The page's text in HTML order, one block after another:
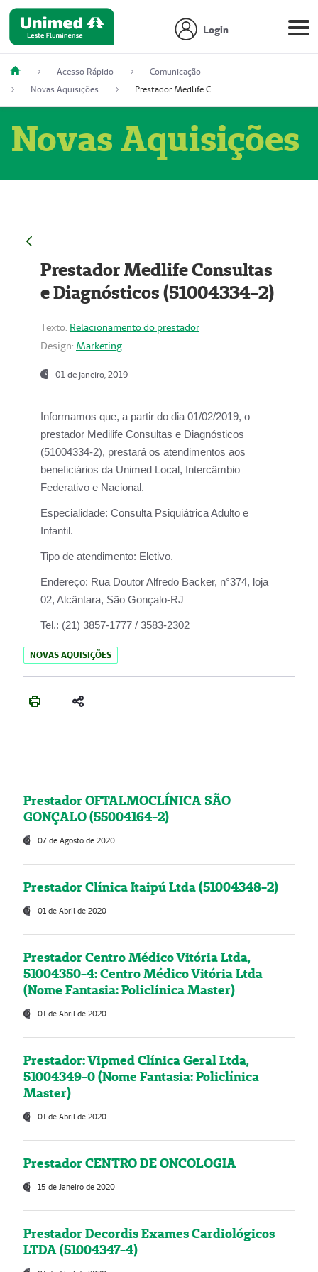
Login
Acesso Rápido
Comunicação
Novas Aquisições
Prestador Medlife Consultas e Diagnósticos (51004334-2)
Novas Aquisições
Prestador Medlife Consultas
e Diagnósticos (51004334-2)
Texto: Relacionamento do prestador
Design: Marketing
01 de janeiro, 2019
Informamos que, a partir do dia 01/02/2019, o
prestador Medilife Consultas e Diagnósticos
(51004334-2), prestará os atendimentos aos
beneficiários da Unimed Local, Intercâmbio
Federativo e Nacional.
Especialidade: Consulta Psiquiátrica Adulto e
Infantil.
Tipo de atendimento: Eletivo.
Endereço: Rua Doutor Alfredo Backer, n°374, loja
02, Alcântara, São Gonçalo-RJ
Tel.: (21) 3857-1777 / 3583-2302
NOVAS AQUISIÇÕES
Prestador OFTALMOCLÍNICA SÃO
GONÇALO (55004164-2)
07 de Agosto de 2020
Prestador Clínica Itaipú Ltda (51004348-2)
01 de Abril de 2020
Prestador Centro Médico Vitória Ltda,
51004350-4: Centro Médico Vitória Ltda
(Nome Fantasia: Policlínica Master)
01 de Abril de 2020
Prestador: Vipmed Clínica Geral Ltda,
51004349-0 (Nome Fantasia: Policlínica
Master)
01 de Abril de 2020
Prestador CENTRO DE ONCOLOGIA
15 de Janeiro de 2020
Prestador Decordis Exames Cardiológicos
LTDA (51004347-4)